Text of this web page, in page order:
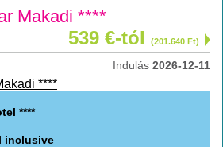
Makadi ****
539 €-tól (201.640 Ft)
Indulás 2026-12-11
****
inclusive